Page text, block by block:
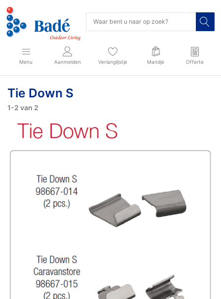
Menu Aanmelden Verlanglijstje Mandje Offerte
Tie Down S
1-2 van 2